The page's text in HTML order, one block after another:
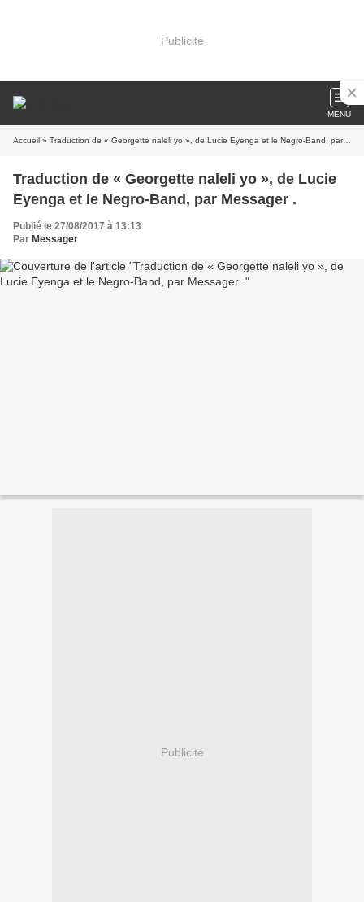
Publicité
MENU
Accueil » Traduction de « Georgette naleli yo », de Lucie Eyenga et le Negro-Band, par Messager .
Traduction de « Georgette naleli yo », de Lucie
Eyenga et le Negro-Band, par Messager .
Publié le 27/08/2017 à 13:13
Par Messager
Publicité